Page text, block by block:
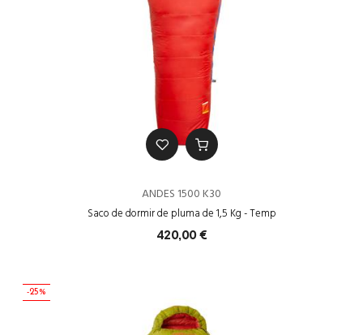
ANDES 1500 K30
Saco de dormir de pluma de 1,5 Kg - Temp
420,00 €
-25%